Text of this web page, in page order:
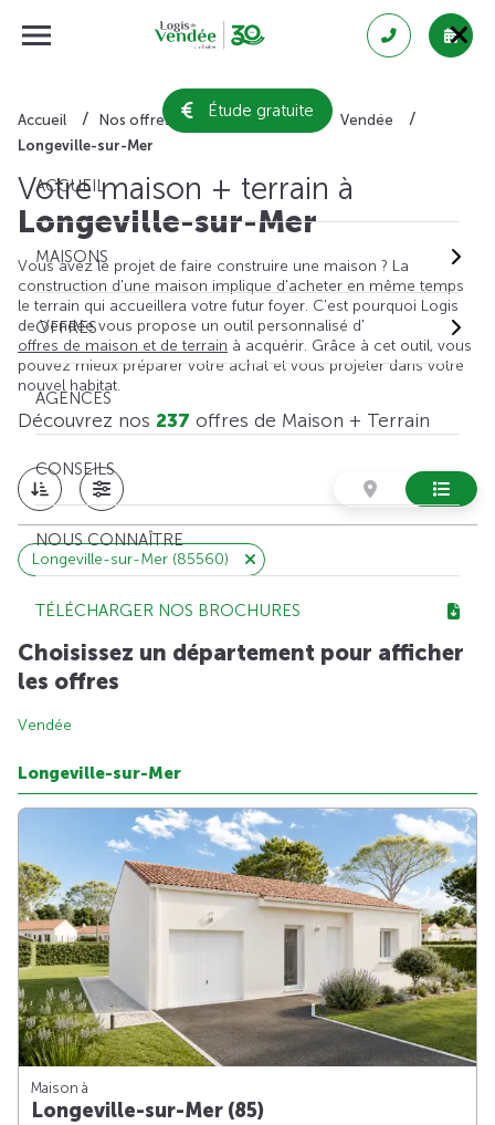
Étude gratuite
ACCUEIL
MAISONS
OFFRES
AGENCES
CONSEILS
NOUS CONNAÎTRE
TÉLÉCHARGER NOS BROCHURES
Accueil Nos offres de maison + terrain
Vendée
Longeville-sur-Mer
Votre maison + terrain à
Longeville-sur-Mer
Vous avez le projet de faire construire une maison ? La
construction d'une maison implique d'acheter en même temps
le terrain qui accueillera votre futur foyer. C'est pourquoi Logis
de Vendée vous propose un outil personnalisé d'
offres de maison et de terrain à acquérir. Grâce à cet outil, vous
pouvez mieux préparer votre achat et vous projeter dans votre
nouvel habitat.
Découvrez nos 237 offres de Maison + Terrain
Longeville-sur-Mer (85560)
Choisissez un département pour afficher
les offres
Vendée
Longeville-sur-Mer
Maison à
Longeville-sur-Mer (85)